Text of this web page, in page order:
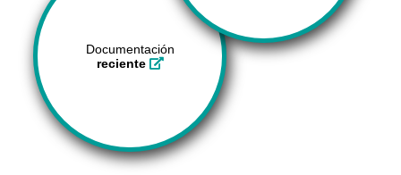
Documentación
reciente